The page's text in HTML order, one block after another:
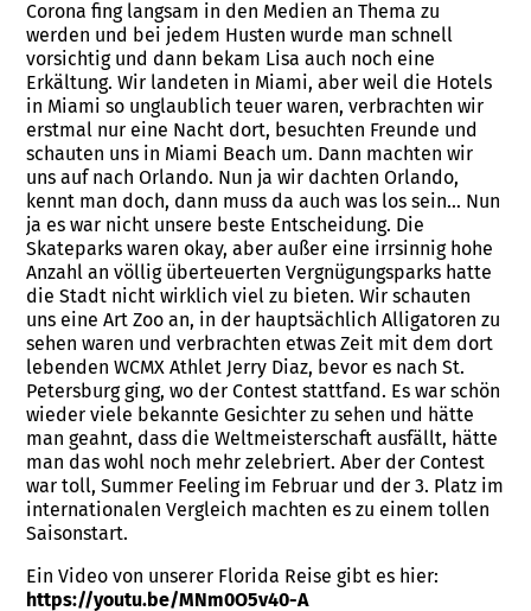
Corona fing langsam in den Medien an Thema zu
werden und bei jedem Husten wurde man schnell
vorsichtig und dann bekam Lisa auch noch eine
Erkältung. Wir landeten in Miami, aber weil die Hotels
in Miami so unglaublich teuer waren, verbrachten wir
erstmal nur eine Nacht dort, besuchten Freunde und
schauten uns in Miami Beach um. Dann machten wir
uns auf nach Orlando. Nun ja wir dachten Orlando,
kennt man doch, dann muss da auch was los sein… Nun
ja es war nicht unsere beste Entscheidung. Die
Skateparks waren okay, aber außer eine irrsinnig hohe
Anzahl an völlig überteuerten Vergnügungsparks hatte
die Stadt nicht wirklich viel zu bieten. Wir schauten
uns eine Art Zoo an, in der hauptsächlich Alligatoren zu
sehen waren und verbrachten etwas Zeit mit dem dort
lebenden WCMX Athlet Jerry Diaz, bevor es nach St.
Petersburg ging, wo der Contest stattfand. Es war schön
wieder viele bekannte Gesichter zu sehen und hätte
man geahnt, dass die Weltmeisterschaft ausfällt, hätte
man das wohl noch mehr zelebriert. Aber der Contest
war toll, Summer Feeling im Februar und der 3. Platz im
internationalen Vergleich machten es zu einem tollen
Saisonstart.
Ein Video von unserer Florida Reise gibt es hier:
https://youtu.be/MNm0O5v40-A